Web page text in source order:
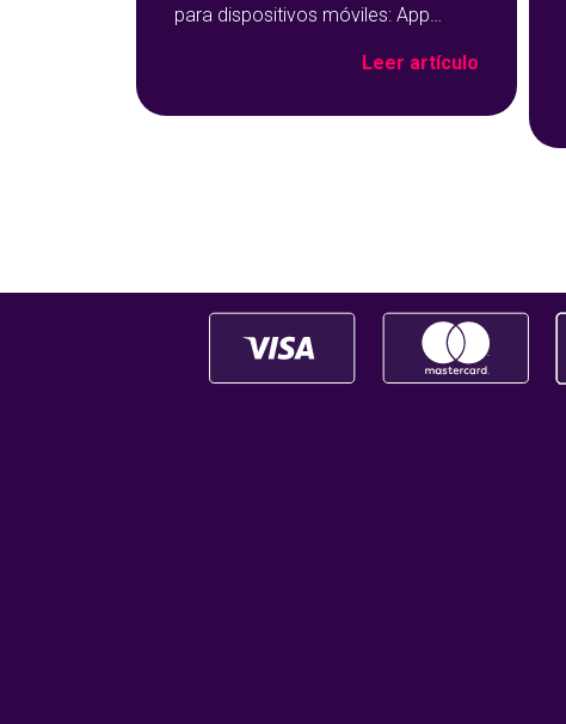
para dispositivos móviles: App
azul con detalles geométricos.
Leer artículo